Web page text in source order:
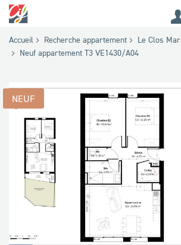
Accueil Recherche appartement
Le Clos
Neuf appartement T3 VE1430/A04
NEUF